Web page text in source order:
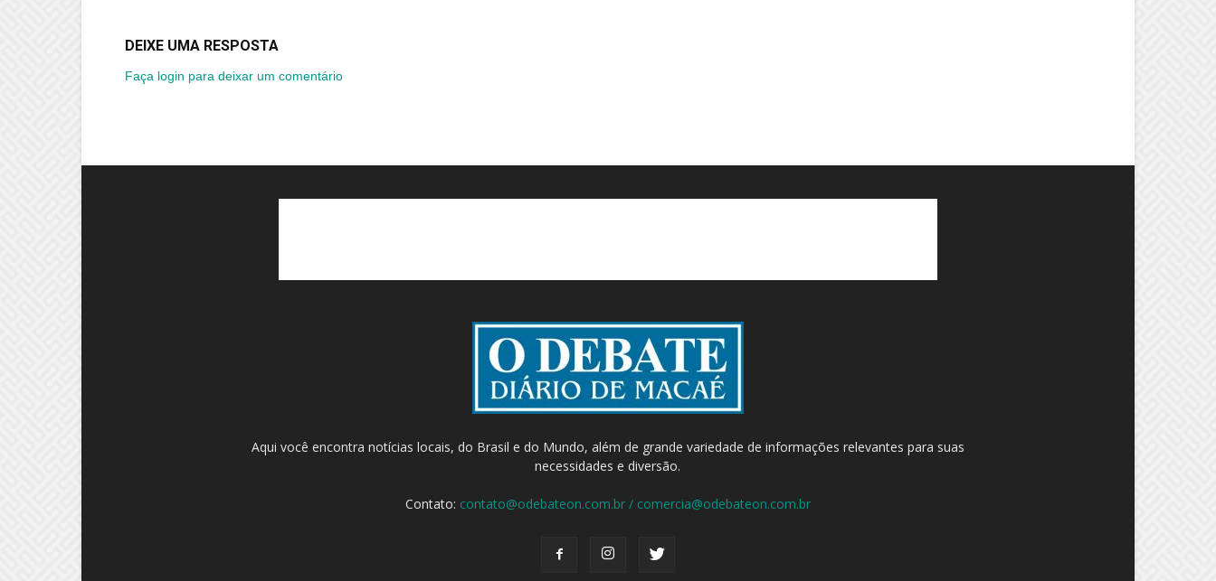
DEIXE UMA RESPOSTA
Faça login para deixar um comentário
Aqui você encontra notícias locais, do Brasil e do Mundo, além de grande variedade de informações relevantes para suas
necessidades e diversão.
Contato: contato@odebateon.com.br / comercia@odebateon.com.br